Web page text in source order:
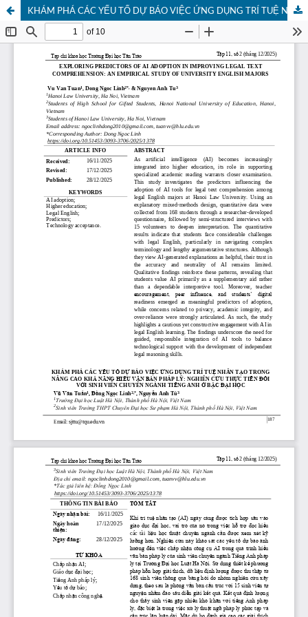
KHÁM PHÁ CÁC YẾU TỐ DỰ BÁO VIỆC ỨNG DỤNG TRÍ TUỆ NHÂN TẠO TRONG NÂNG CAO KHẢ NĂNG HIỂU VĂN BẢN PHÁP LÝ: NGHIÊN CỨU THỰC TIỄN ĐỐI VỚI SINH VIÊN CHUYÊN NGÀNH TIẾNG ANH Ở BẬC ĐẠI HỌC